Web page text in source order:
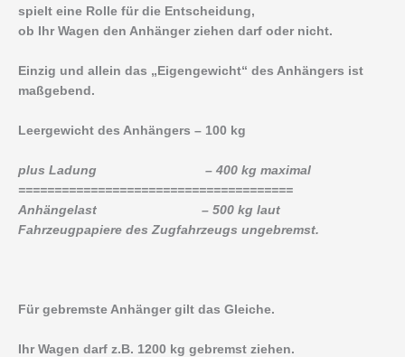
spielt eine Rolle für die Entscheidung,
ob Ihr Wagen den Anhänger ziehen darf oder nicht.
Einzig und allein das „Eigengewicht“ des Anhängers ist
maßgebend.
Leergewicht des Anhängers – 100 kg
plus Ladung – 400 kg maximal
======================================
Anhängelast – 500 kg laut
Fahrzeugpapiere des Zugfahrzeugs ungebremst.
Für gebremste Anhänger gilt das Gleiche.
Ihr Wagen darf z.B. 1200 kg gebremst ziehen.